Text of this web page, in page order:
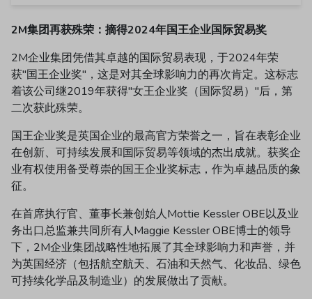
2M集团再获殊荣：摘得2024年国王企业国际贸易奖
2M企业集团凭借其卓越的国际贸易表现，于2024年荣
获"国王企业奖"，这是对其全球影响力的再次肯定。这标志
着该公司继2019年获得"女王企业奖（国际贸易）"后，第
二次获此殊荣。
国王企业奖是英国企业的最高官方荣誉之一，旨在表彰企业
在创新、可持续发展和国际贸易等领域的杰出成就。获奖企
业有权使用备受尊崇的国王企业奖标志，作为卓越品质的象
征。
在首席执行官、董事长兼创始人Mottie Kessler OBE以及业
务出口总监兼共同所有人Maggie Kessler OBE博士的领导
下，2M企业集团战略性地拓展了其全球影响力和声誉，并
为英国经济（包括航空航天、石油和天然气、化妆品、绿色
可持续化学品及制造业）的发展做出了贡献。